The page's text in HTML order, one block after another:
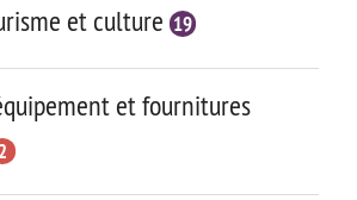
et culture 19
et fournitures
2